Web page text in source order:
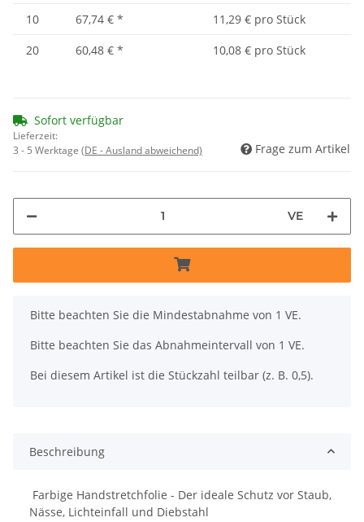
10
67,74 € *
11,29 € pro Stück
20
60,48 € * 10,08 € pro Stück
Sofort verfügbar
Lieferzeit:
3 - 5 Werktage (DE - Ausland abweichend) Frage zum Artikel
VE
x
Bitte beachten Sie die Mindestabnahme von 1 VE.
Bitte beachten Sie das Abnahmeintervall von 1 VE.
Bei diesem Artikel ist die Stückzahl teilbar (z. B. 0,5).
Beschreibung
Farbige Handstretchfolie - Der ideale Schutz vor Staub,
Nässe, Lichteinfall und Diebstahl